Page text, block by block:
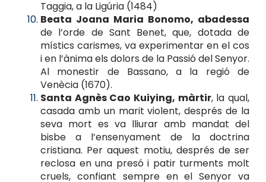
Taggia, a la Ligúria (1484)
Beata Joana Maria Bonomo, abadessa
de l’orde de Sant Benet, que, dotada de
místics carismes, va experimentar en el cos
i en l’ànima els dolors de la Passió del Senyor.
Al monestir de Bassano, a la regió de
Venècia (1670).
Santa Agnès Cao Kuiying, màrtir, la qual,
casada amb un marit violent, després de la
seva mort es va lliurar amb mandat del
bisbe a l’ensenyament de la doctrina
cristiana. Per aquest motiu, després de ser
reclosa en una presó i patir turments molt
cruels, confiant sempre en el Senyor va